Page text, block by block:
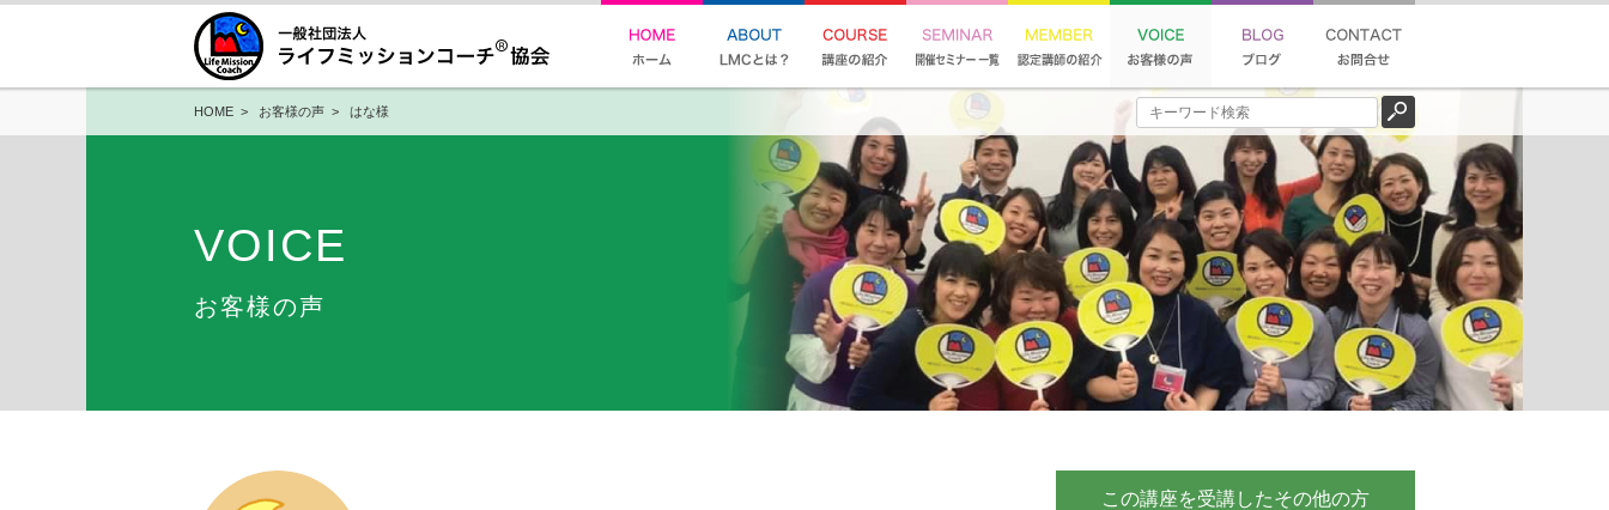
HOME > お客様の声 > はな様
VOICE
お客様の声
この講座を受講したその他の方